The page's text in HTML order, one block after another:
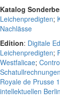
Katalog
Leichenpredigten;
Nachlässe
Edition: Digitale
Leichenpredigten;
Westfalicae;
Royale de Prusse
intellektuellen